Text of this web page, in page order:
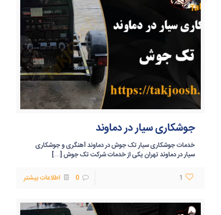
جوشکاری سیار در دماوند
خدمات جوشکاری سیار تک جوش در دماوند آهنگری و جوشکاری
سیار در دماوند تهران یکی از خدمات شرکت تک جوش […]
1
0 اطلاعات بیشتر